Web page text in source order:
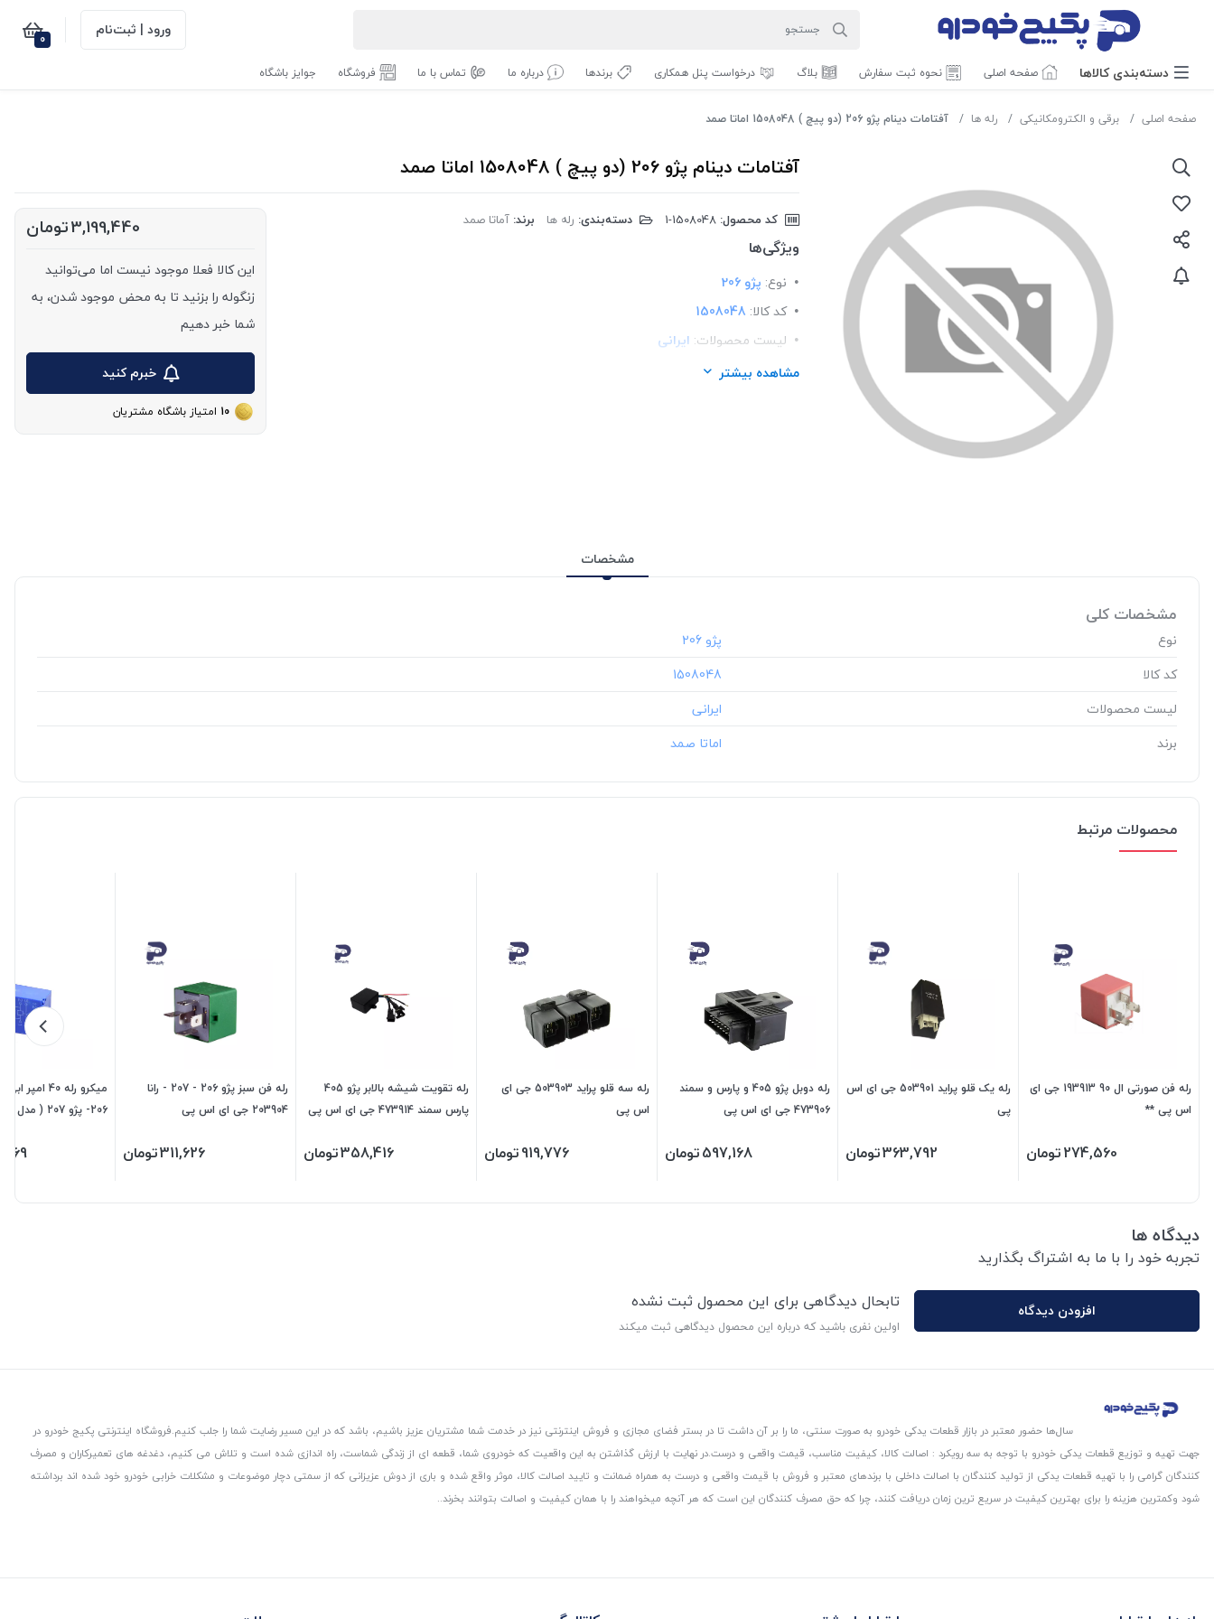
ورود | ثبت‌نام 0
دسته‌بندی‌ کالاها صفحه اصلی نحوه ثبت سفارش بلاگ درخواست پنل همکاری برندها درباره ما تماس با ما فروشگاه جوایز باشگاه
صفحه اصلی برقی و الکترومکانیکی رله ها آفتامات دینام پژو 206 (دو پیچ ) 1508048 اماتا صمد
آفتامات دینام پژو 206 (دو پیچ ) 1508048 اماتا صمد
کد محصول: دسته‌بندی: رله ها برند: آماتا صمد
ویژگی‌ها
نوع: پژو 206
کد کالا: 1508048
لیست محصولات: ایرانی
برند:اماتا صمد
مشاهده بیشتر
3,199,440تومان
این کالا فعلا موجود نیست اما می‌توانید
زنگوله را بزنید تا به محض موجود شدن، به
شما خبر دهیم
خبرم کنید
10 امتیاز باشگاه مشتریان
مشخصات
مشخصات کلی
نوع
کد کالا
‎1508048
لیست محصولات
برند
محصولات مرتبط
رله فن صورتی ال 90 193913 جی ای
اس پی **
274,560تومان
رله یک قلو پراید 503901 جی ای اس
پی
363,792تومان
رله دوبل پژو 405 و پارس و سمند
473906 جی ای اس پی
597,168تومان
رله سه قلو پراید 503903 جی ای
اس پی
919,776تومان
رله تقویت شیشه بالابر پژو 405
پارس سمند 473914 جی ای اس پی
358,416تومان
رله فن سبز پژو 206 - 207 - رانا
203904 جی ای اس پی
311,626تومان
دیدگاه ها
تجربه خود را با ما به اشتراگ بگذارید
افزودن دیدگاه تابحال دیدگاهی برای این محصول ثبت نشده
اولین نفری باشید که درباره این محصول دیدگاهی ثبت میکند
سال‌ها حضور معتبر در بازار قطعات یدکی خودرو به صورت سنتی، ما را بر آن داشت تا در بستر فضای مجازی و فروش اینترنتی نیز در خدمت شما مشتریان عزیز باشیم، باشد که در این مسیر رضایت شما را جلب کنیم.فروشگاه اینترنتی پکیج خودرو در
جهت تهیه و توزیع قطعات یدکی خودرو با توجه به سه رویکرد : اصالت کالا، کیفیت مناسب، قیمت واقعی و درست.در نهایت با ارزش گذاشتن به این واقعیت که خودروی شما، قطعه ای از زندگی شماست، راه اندازی شده است و تلاش می کنیم، دغدغه های تعمیرکاران و مصرف
کنندگان گرامی را با تهیه قطعات یدکی از تولید کنندگان با اصالت داخلی با برندهای معتبر و فروش با قیمت واقعی و درست به همراه ضمانت و تایید اصالت کالا، موثر واقع شده و باری از دوش عزیزانی که از سمتی دچار موضوعات و مشکلات خرابی خودرو خود شده اند برداشته
شود و‌کمترین هزینه را برای بهترین کیفیت در سریع ترین زمان دریافت کنند، چرا که حق مصرف کنندگان این است که هر آنچه میخواهند را با همان کیفیت و اصالت بتوانند بخرند..